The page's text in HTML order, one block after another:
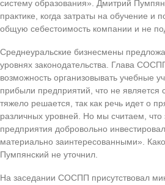
систему образования». Дмитрий
практике, когда затраты на обучение
общую себестоимость компании и не
Среднеуральские бизнесмены
уровнях законодательства. Глава
возможность организовывать учебные
прибыли предприятий, что не
тяжело решается, так как речь идет о
различных уровней. Но мы считаем,
предприятия добровольно
материально заинтересованными».
Пумпянский не уточнил.
На заседании СОСПП присутствовал